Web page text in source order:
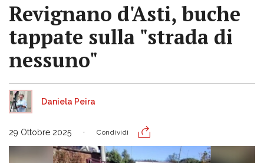
Revignano d'Asti, buche
tappate sulla "strada di
nessuno"
Daniela Peira
29 Ottobre 2025 Condividi